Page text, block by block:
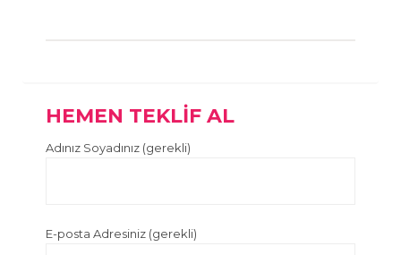
HEMEN TEKLİF AL
Adınız Soyadınız (gerekli)
E-posta Adresiniz (gerekli)